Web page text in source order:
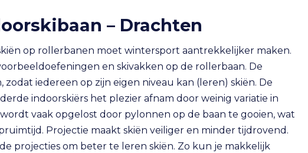
– Drachten
op rollerbanen moet wintersport aantrekkelijker maken.
en skivakken op de rollerbaan. De
zodat iedereen op zijn eigen niveau kan (leren) skiën. De
indoorskiërs het plezier afnam door weinig variatie in
vaak opgelost door pylonnen op de baan te gooien, wat
Projectie maakt skiën veiliger en minder tijdrovend.
projecties om beter te leren skiën. Zo kun je makkelijk